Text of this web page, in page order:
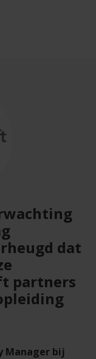
dat
partners
Manager bij